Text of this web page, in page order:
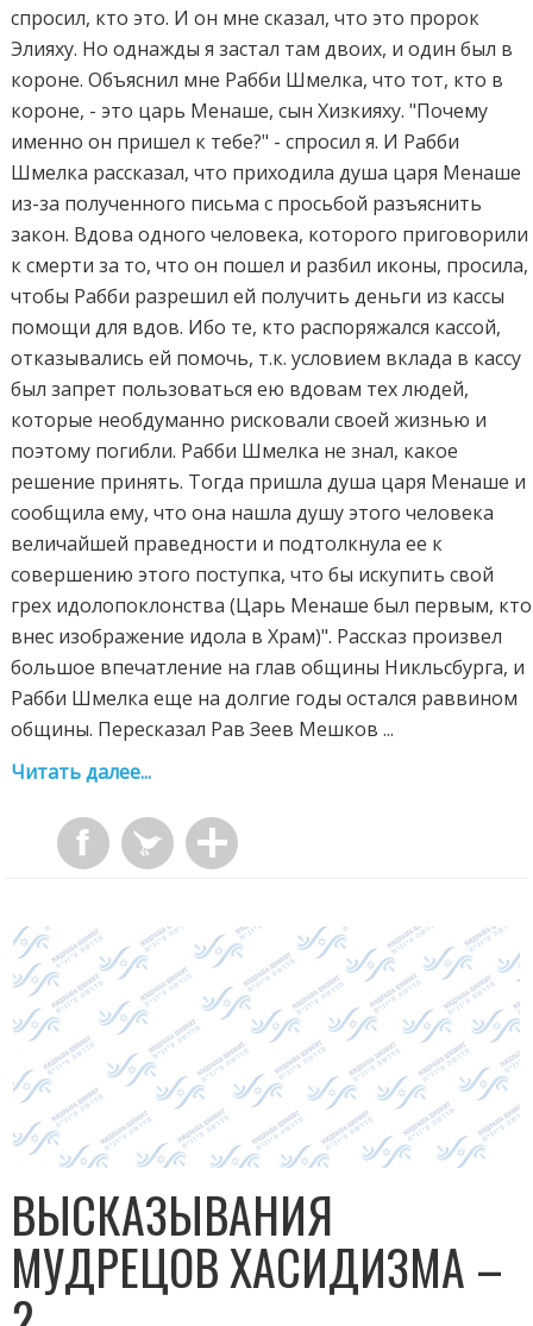
спросил, кто это. И он мне сказал, что это пророк
Элияху. Но однажды я застал там двоих, и один был в
короне. Объяснил мне Рабби Шмелка, что тот, кто в
короне, - это царь Менаше, сын Хизкияху. "Почему
именно он пришел к тебе?" - спросил я. И Рабби
Шмелка рассказал, что приходила душа царя Менаше
из-за полученного письма с просьбой разъяснить
закон. Вдова одного человека, которого приговорили
к смерти за то, что он пошел и разбил иконы, просила,
чтобы Рабби разрешил ей получить деньги из кассы
помощи для вдов. Ибо те, кто распоряжался кассой,
отказывались ей помочь, т.к. условием вклада в кассу
был запрет пользоваться ею вдовам тех людей,
которые необдуманно рисковали своей жизнью и
поэтому погибли. Рабби Шмелка не знал, какое
решение принять. Тогда пришла душа царя Менаше и
сообщила ему, что она нашла душу этого человека
величайшей праведности и подтолкнула ее к
совершению этого поступка, что бы искупить свой
грех идолопоклонства (Царь Менаше был первым, кто
внес изображение идола в Храм)". Рассказ произвел
большое впечатление на глав общины Никльсбурга, и
Рабби Шмелка еще на долгие годы остался раввином
общины. Пересказал Рав Зеев Мешков ...
Читать далее...
ВЫСКАЗЫВАНИЯ
МУДРЕЦОВ ХАСИДИЗМА –